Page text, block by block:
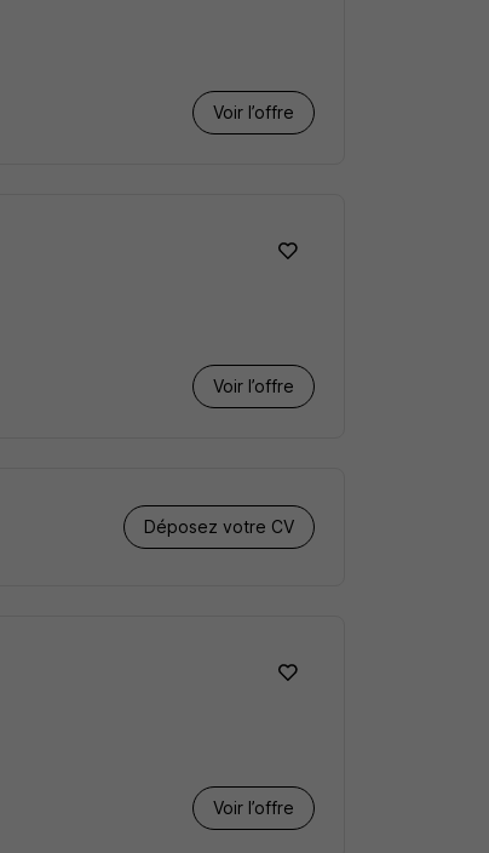
Voir l’offre
Voir l’offre
Déposez votre CV
Voir l’offre